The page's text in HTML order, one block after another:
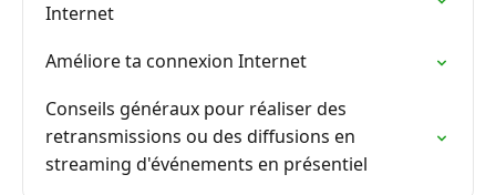
Internet
Améliore ta connexion Internet
Conseils généraux pour réaliser des
retransmissions ou des diffusions en
streaming d'événements en présentiel